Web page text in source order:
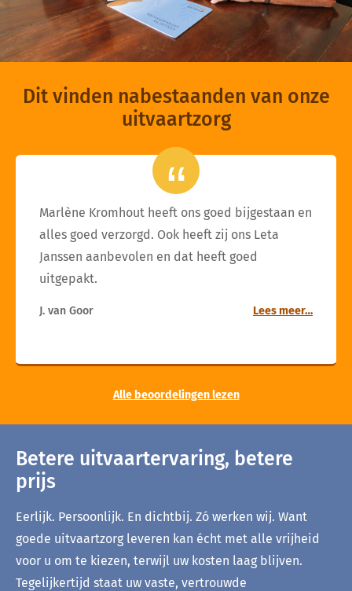
Dit vinden nabestaanden van onze
uitvaartzorg
Marlène Kromhout heeft ons goed bijgestaan en
alles goed verzorgd. Ook heeft zij ons Leta
Janssen aanbevolen en dat heeft goed
uitgepakt.
J. van Goor Lees meer…
Alle beoordelingen lezen
Betere uitvaartervaring, betere
prijs
Eerlijk. Persoonlijk. En dichtbij. Zó werken wij. Want
goede uitvaartzorg leveren kan écht met alle vrijheid
voor u om te kiezen, terwijl uw kosten laag blijven.
Tegelijkertijd staat uw vaste, vertrouwde